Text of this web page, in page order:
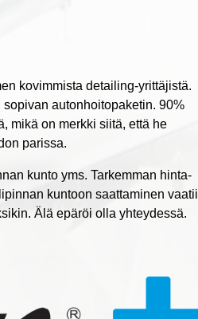
kovimmista detailing-yrittäjistä.
autonhoitopaketin. 90%
mikä on merkki siitä, että he
parissa.
kunto yms. Tarkemman hinta-
kuntoon saattaminen vaatii
Älä epäröi olla yhteydessä.